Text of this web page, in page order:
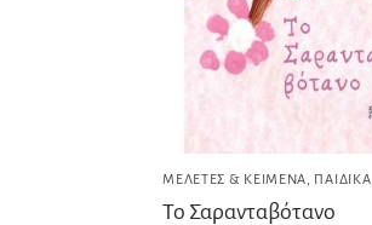
ΜΕΛΈΤΕΣ & ΚΕΊΜΕΝΑ, ΠΑΙΔΙΚΆ
Το Σαρανταβότανο